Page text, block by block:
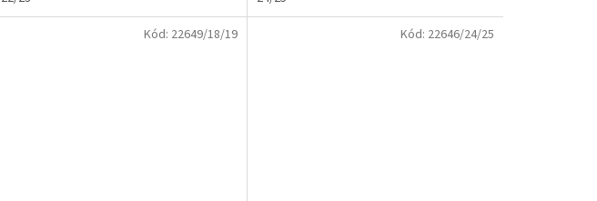
Kód: 22649/18/19 Kód: 22646/24/25